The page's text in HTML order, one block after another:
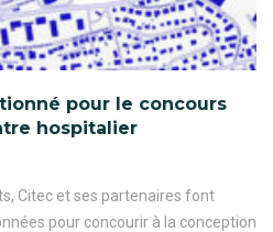
pour le concours
hospitalier
Citec et ses partenaires font
pour concourir à la conception